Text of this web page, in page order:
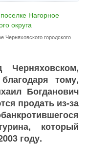
Черняховского городского
тому,
Богданович
продать из-за
который
году.